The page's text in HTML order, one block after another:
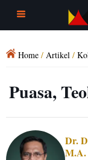
Home / Artikel /
Puasa,
Dr.
M.A.